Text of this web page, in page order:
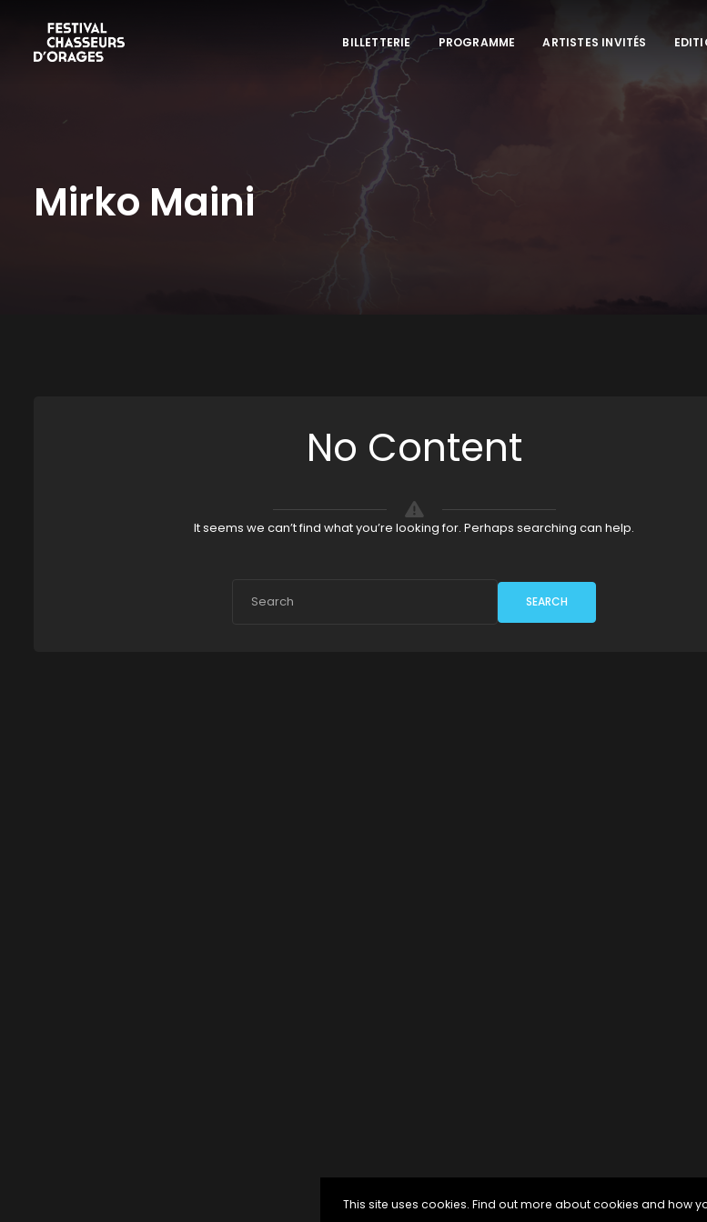
BILLETTERIE PROGRAMME ARTISTES INVITÉS
Mirko Maini
No Content
It seems we can’t find what you’re looking for. Perhaps searching can help.
SEARCH
This site uses cookies. Find out more about cookies and how